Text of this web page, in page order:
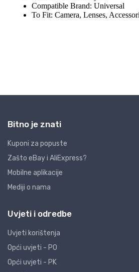
Bitno je znati
Kuponi za popuste
Zašto eBay i AliExpress?
Mobilne aplikacije
Mediji o nama
Uvjeti i odredbe
Uvjeti korištenja
Opći uvjeti - PO
Opći uvjeti - PK